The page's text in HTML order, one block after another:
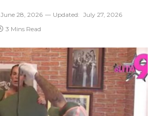
June 28, 2026 Updated: July 27, 2026
3 Mins Read